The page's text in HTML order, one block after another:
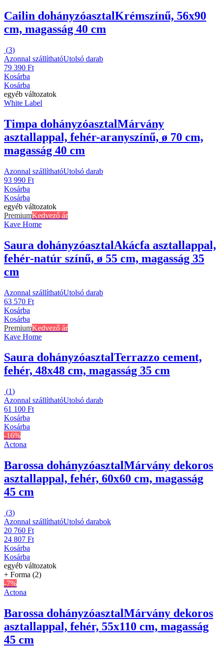
Cailin dohányzóasztalKrémszínű, 56x90
cm, magasság 40 cm
(3)
Azonnal szállíthatóUtolsó darab
79 390 Ft
Kosárba
Kosárba
egyéb változatok
White Label
Timpa dohányzóasztalMárvány
asztallappal, fehér-aranyszínű, ø 70 cm,
magasság 40 cm
Azonnal szállíthatóUtolsó darab
93 990 Ft
Kosárba
Kosárba
egyéb változatok
PremiumKedvező ár
Kave Home
Saura dohányzóasztalAkácfa asztallappal,
fehér-natúr színű, ø 55 cm, magasság 35
cm
Azonnal szállíthatóUtolsó darab
63 570 Ft
Kosárba
Kosárba
PremiumKedvező ár
Kave Home
Saura dohányzóasztalTerrazzo cement,
fehér, 48x48 cm, magasság 35 cm
(1)
Azonnal szállíthatóUtolsó darab
61 100 Ft
Kosárba
Kosárba
-16%
Actona
Barossa dohányzóasztalMárvány dekoros
asztallappal, fehér, 60x60 cm, magasság
45 cm
(3)
Azonnal szállíthatóUtolsó darabok
20 760 Ft
24 807 Ft
Kosárba
Kosárba
egyéb változatok
+ Forma (2)
-7%
Actona
Barossa dohányzóasztalMárvány dekoros
asztallappal, fehér, 55x110 cm, magasság
45 cm